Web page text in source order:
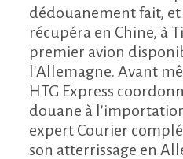
dédouanement fait,
récupéra en Chine, à
premier avion
l'Allemagne. Avant
HTG Express
douane à
expert Courier
son atterrissage en